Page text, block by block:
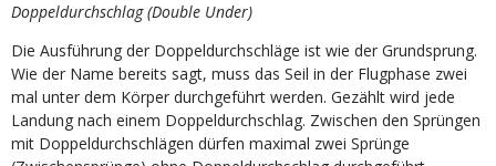
Doppeldurchschlag (Double Under)
Die Ausführung der Doppeldurchschläge ist wie der Grundsprung.
Wie der Name bereits sagt, muss das Seil in der Flugphase zwei
mal unter dem Körper durchgeführt werden. Gezählt wird jede
Landung nach einem Doppeldurchschlag. Zwischen den Sprüngen
mit Doppeldurchschlägen dürfen maximal zwei Sprünge